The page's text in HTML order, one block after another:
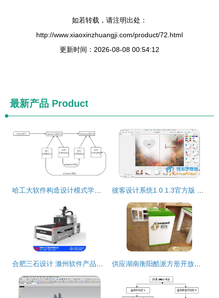
如若转载，请注明出处：
http://www.xiaoxinzhuangji.com/product/72.html
更新时间：2026-08-08 00:54:12
最新产品 Product